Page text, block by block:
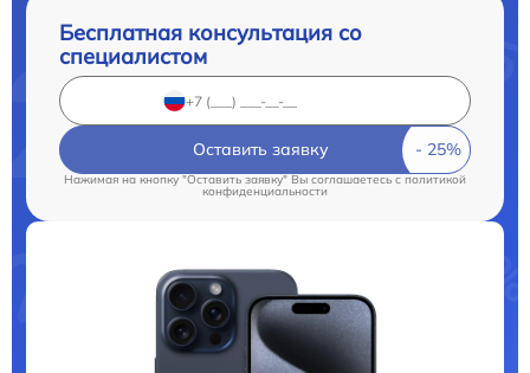
Бесплатная консультация со
специалистом
Оставить заявку
Нажимая на кнопку "Оставить заявку" Вы соглашаетесь cполитикой
конфиденциальности